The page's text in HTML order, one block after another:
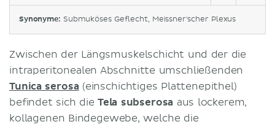
Synonyme: Submuköses Geflecht, Meissner'scher Plexus
Zwischen der Längsmuskelschicht und der die
intraperitonealen Abschnitte umschließenden
Tunica serosa (einschichtiges Plattenepithel)
befindet sich die Tela subserosa aus lockerem,
kollagenen Bindegewebe, welche die